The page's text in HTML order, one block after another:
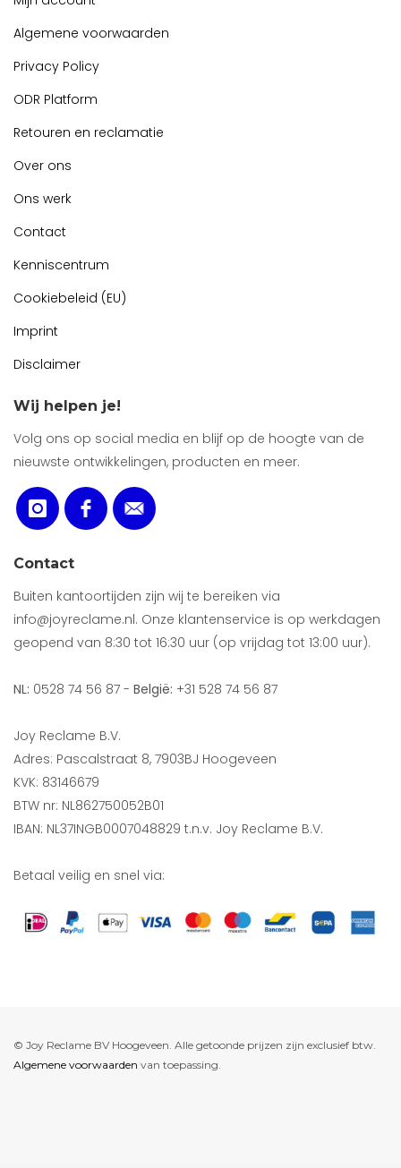
Algemene voorwaarden
Privacy Policy
ODR Platform
Retouren en reclamatie
Over ons
Ons werk
Contact
Kenniscentrum
Cookiebeleid (EU)
Imprint
Disclaimer
Wij helpen je!
Volg ons op social media en blijf op de hoogte van de
nieuwste ontwikkelingen, producten en meer.
Contact
Buiten kantoortijden zijn wij te bereiken via
info@joyreclame.nl. Onze klantenservice is op werkdagen
geopend van 8:30 tot 16:30 uur (op vrijdag tot 13:00 uur).
NL: 0528 74 56 87 - België: +31 528 74 56 87
Joy Reclame B.V.
Adres: Pascalstraat 8, 7903BJ Hoogeveen
KVK: 83146679
BTW nr: NL862750052B01
IBAN: NL37INGB0007048829 t.n.v. Joy Reclame B.V.
Betaal veilig en snel via:
© Joy Reclame BV Hoogeveen. Alle getoonde prijzen zijn exclusief btw.
Algemene voorwaarden van toepassing.